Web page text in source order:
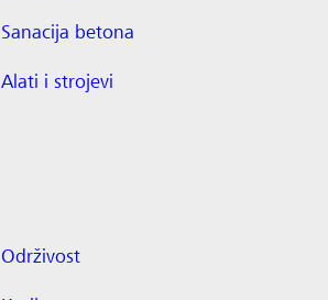
Sanacija betona
Alati i strojevi
Održivost